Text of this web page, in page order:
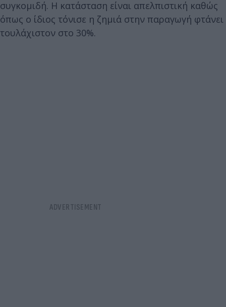
συγκομιδή. Η κατάσταση είναι απελπιστική καθώς
όπως ο ίδιος τόνισε η ζημιά στην παραγωγή φτάνει
τουλάχιστον στο 30%.